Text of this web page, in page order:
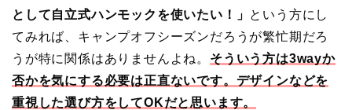
として自立式ハンモックを使いたい！」 という方にし
てみれば、キャンプオフシーズンだろうが繁忙期だろ
うが特に関係はありませんよね。 そういう方は3wayか
否かを気にする必要は正直ないです。デザインなどを
重視した選び方をしてOKだと思います。